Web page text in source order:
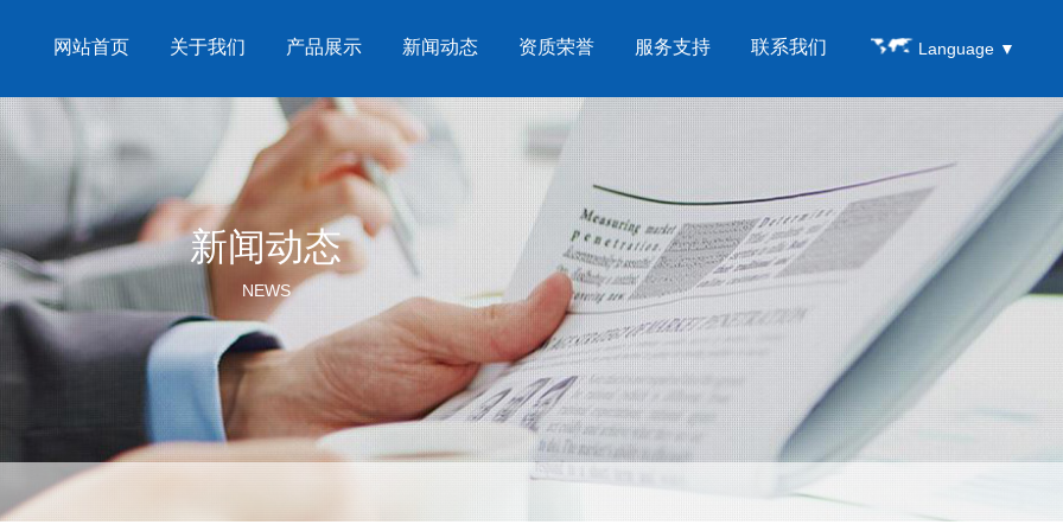
Language ▼
网站首页 关于我们 产品展示 新闻动态 资质荣誉 服务支持 联系我们
新闻动态
NEWS